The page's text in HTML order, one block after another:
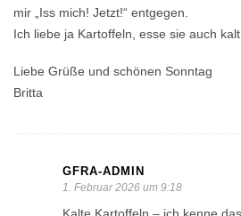
mir „Iss mich! Jetzt!“ entgegen.
Ich liebe ja Kartoffeln, esse sie auch
Liebe Grüße und schönen Sonntag
Britta
GFRA-ADMIN
1. Februar 2026 um 9:18